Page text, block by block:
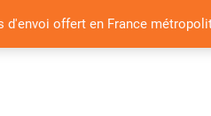
d'envoi offert en France